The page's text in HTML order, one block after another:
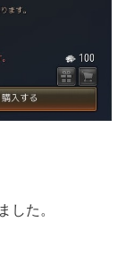
した。